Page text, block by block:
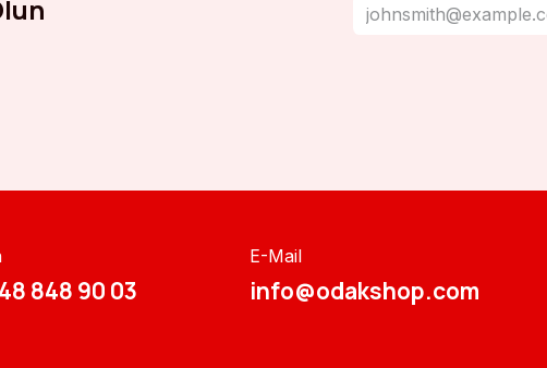
848 90 03​​
E-Mail
info@odakshop.com​